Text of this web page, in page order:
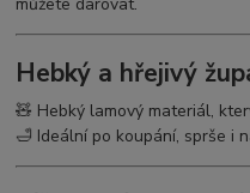
Hebký a hřejivý
🧸 Hebký lamový materiál,
🛁 Ideální po koupání, sprše i